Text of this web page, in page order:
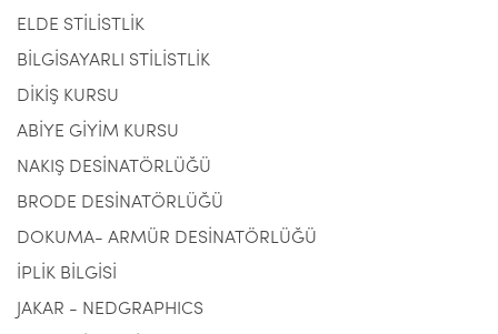
ELDE STİLİSTLİK
BİLGİSAYARLI STİLİSTLİK
DİKİŞ KURSU
ABİYE GİYİM KURSU
NAKIŞ DESİNATÖRLÜĞÜ
BRODE DESİNATÖRLÜĞÜ
DOKUMA- ARMÜR DESİNATÖRLÜĞÜ
İPLİK BİLGİSİ
JAKAR - NEDGRAPHICS